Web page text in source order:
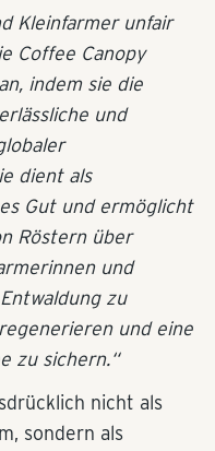
Kleinfarmer unfair
Coffee Canopy
indem sie die
und
dient als
Gut und ermöglicht
Röstern über
und
zu
und eine
zu sichern.“
nicht als
sondern als